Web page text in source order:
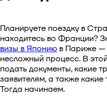
Виза в Ирландию
Виза в Канаду
Виза в Австралию
Виза в Японию
Планируете поездку в
находитесь во Франции?
визы в Японию в Париже —
несложный процесс. В
подать документы, какие
заявителям, а также какие
Тогда начинаем.